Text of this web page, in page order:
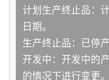
计划生产终止品：
日期。
生产终止品：已停
开发中：开发中的
的情况下进行变更。